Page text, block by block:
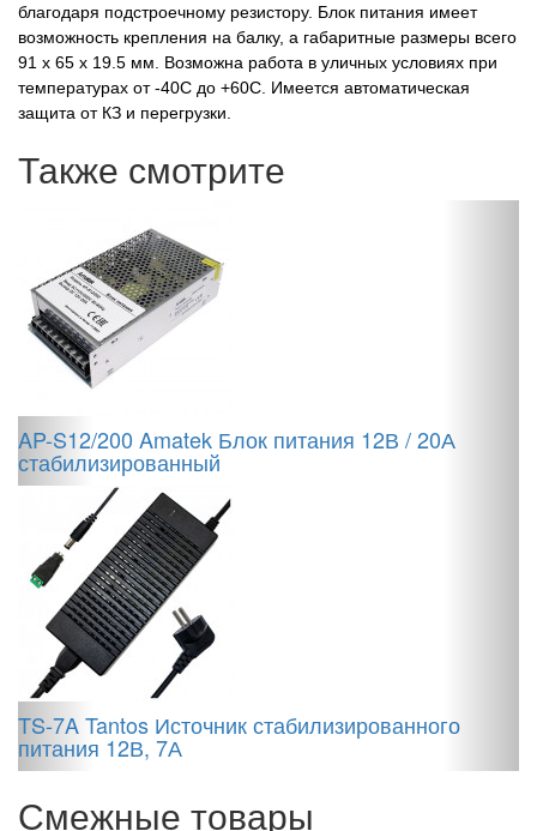
благодаря подстроечному резистору. Блок питания имеет
возможность крепления на балку, а габаритные размеры всего
91 х 65 х 19.5 мм. Возможна работа в уличных условиях при
температурах от -40С до +60С. Имеется автоматическая
защита от КЗ и перегрузки.
Также смотрите
AP-S12/200 Amatek Блок питания 12В / 20А
стабилизированный
TS-7A Tantos Источник стабилизированного
питания 12В, 7А
Смежные товары